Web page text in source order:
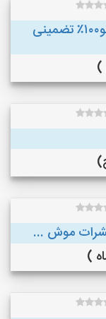
سمپاشی سم پاشی ساس سوسک نانو۱۰۰٪ تضمینی
موش ...